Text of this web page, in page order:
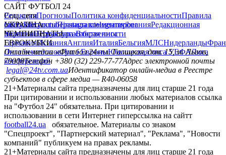
САЙТ ФУТБОЛ 24
РедакцияПрогнозыПолитика конфиденциальностиПравила
сайтуКонтактыПравила комментированияРедакционная
политикаСтруктура собственности
Соц. сети
facebookxyoutubeinstagramtelegramviber
УКРАИНА
УкраинаПервая лигаВторая лига
ЧЕМПИОНАТЫ
ГерманияИспанияАнглияИталияБельгияМЛСНидерланды
ЕВРОКУБКИ
Лига чемпионовЛига ЕвропыЮношеская лига УЕФАЛига
конференций
Онлайн-медиа «Футбол 24»пл. Галицкая, дом. 15, м. Львов,
79008Телефон +380 (32) 229-77-77Адрес электронной почты
legal@24tv.com.uaИдентификатор онлайн-медиа в Реестре
субъектов в сфере медиа — R40-06058
21+Материалы сайта предназначены для лиц старше 21 года
При цитировании и использовании любых материалов ссылка
на "Футбол 24" обязательна. При цитировании и
использовании в сети Интернет гиперссылка на сайтт
football24.ua
обязательное. Материалы со знаком
"Спецпроект", "Партнерский материал", "Реклама", "Новости
компаний" публикуем на правах рекламы.
21+Материалы сайта предназначены для лиц старше 21 года